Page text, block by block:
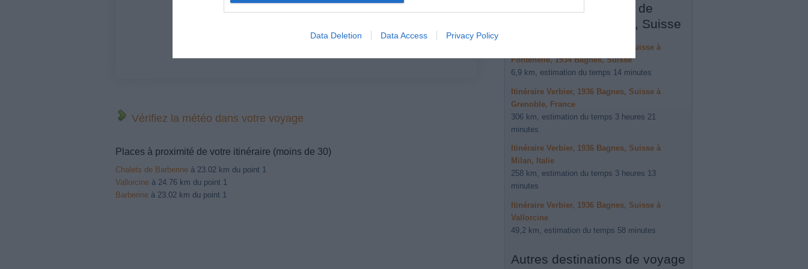
Data Deletion Data Access Privacy Policy
Vérifiez la météo dans votre voyage
Places à proximité de votre itinéraire (moins de 30)
Chalets de Barberine à 23.02 km du point 1
Vallorcine à 24.76 km du point 1
Barberine à 23.02 km du point 1
Autres forfaits à partir de
Verbier, 1936 Bagnes, Suisse
Itinéraire Verbier, 1936 Bagnes, Suisse à
Fontenelle, 1934 Bagnes, Suisse
6,9 km, estimation du temps 14 minutes
Itinéraire Verbier, 1936 Bagnes, Suisse à
Grenoble, France
306 km, estimation du temps 3 heures 21
minutes
Itinéraire Verbier, 1936 Bagnes, Suisse à
Milan, Italie
258 km, estimation du temps 3 heures 13
minutes
Itinéraire Verbier, 1936 Bagnes, Suisse à
Vallorcine
49,2 km, estimation du temps 58 minutes
Autres destinations de voyage